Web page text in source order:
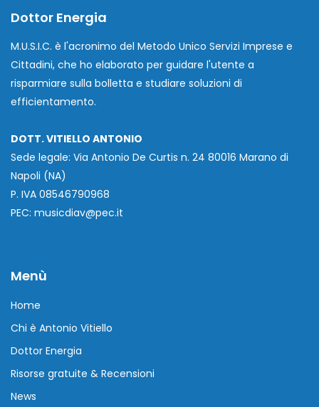
Dottor Energia
M.U.S.I.C. è l'acronimo del Metodo Unico Servizi Imprese e
Cittadini, che ho elaborato per guidare l'utente a
risparmiare sulla bolletta e studiare soluzioni di
efficientamento.
DOTT. VITIELLO ANTONIO
Sede legale: Via Antonio De Curtis n. 24 80016 Marano di
Napoli (NA)
P. IVA 08546790968
PEC: musicdiav@pec.it
Menù
Home
Chi è Antonio Vitiello
Dottor Energia
Risorse gratuite & Recensioni
News